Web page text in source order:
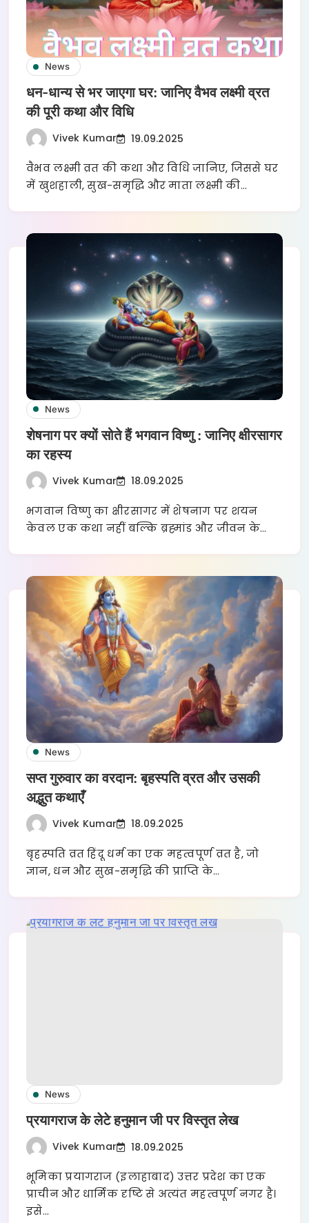
News
धन-धान्य से भर जाएगा घर: जानिए वैभव लक्ष्मी व्रत
की पूरी कथा और विधि
Vivek Kumar 19.09.2025
वैभव लक्ष्मी व्रत की कथा और विधि जानिए, जिससे घर
में खुशहाली, सुख-समृद्धि और माता लक्ष्मी की…
News
शेषनाग पर क्यों सोते हैं भगवान विष्णु : जानिए क्षीरसागर
का रहस्य
Vivek Kumar 18.09.2025
भगवान विष्णु का क्षीरसागर में शेषनाग पर शयन
केवल एक कथा नहीं बल्कि ब्रह्मांड और जीवन के…
News
सप्त गुरुवार का वरदान: बृहस्पति व्रत और उसकी
अद्भुत कथाएँ
Vivek Kumar 18.09.2025
बृहस्पति व्रत हिंदू धर्म का एक महत्वपूर्ण व्रत है, जो
ज्ञान, धन और सुख-समृद्धि की प्राप्ति के…
News
प्रयागराज के लेटे हनुमान जी पर विस्तृत लेख
Vivek Kumar 18.09.2025
भूमिका प्रयागराज (इलाहाबाद) उत्तर प्रदेश का एक
प्राचीन और धार्मिक दृष्टि से अत्यंत महत्वपूर्ण नगर है।
इसे…